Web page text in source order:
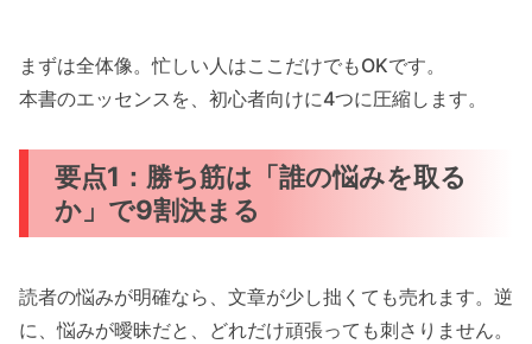
まずは全体像。忙しい人はここだけでもOKです。
本書のエッセンスを、初心者向けに4つに圧縮します。
要点1：勝ち筋は「誰の悩みを取る
か」で9割決まる
読者の悩みが明確なら、文章が少し拙くても売れます。逆
に、悩みが曖昧だと、どれだけ頑張っても刺さりません。